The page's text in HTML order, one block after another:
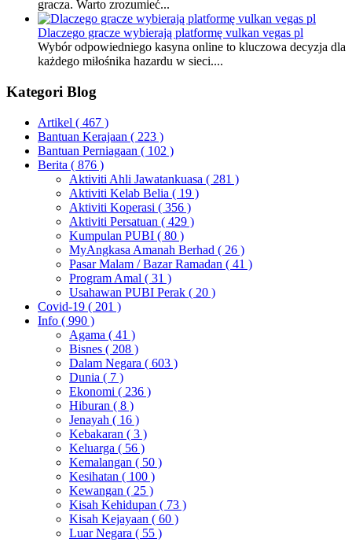
gracza. Warto zrozumieć...
Dlaczego gracze wybierają platformę vulkan vegas pl
Wybór odpowiedniego kasyna online to kluczowa decyzja dla
każdego miłośnika hazardu w sieci....
Kategori Blog
Artikel ( 467 )
Bantuan Kerajaan ( 223 )
Bantuan Perniagaan ( 102 )
Berita ( 876 )
Aktiviti Ahli Jawatankuasa ( 281 )
Aktiviti Kelab Belia ( 19 )
Aktiviti Koperasi ( 356 )
Aktiviti Persatuan ( 429 )
Kumpulan PUBI ( 80 )
MyAngkasa Amanah Berhad ( 26 )
Pasar Malam / Bazar Ramadan ( 41 )
Program Amal ( 31 )
Usahawan PUBI Perak ( 20 )
Covid-19 ( 201 )
Info ( 990 )
Agama ( 41 )
Bisnes ( 208 )
Dalam Negara ( 603 )
Dunia ( 7 )
Ekonomi ( 236 )
Hiburan ( 8 )
Jenayah ( 16 )
Kebakaran ( 3 )
Keluarga ( 56 )
Kemalangan ( 50 )
Kesihatan ( 100 )
Kewangan ( 25 )
Kisah Kehidupan ( 73 )
Kisah Kejayaan ( 60 )
Luar Negara ( 55 )